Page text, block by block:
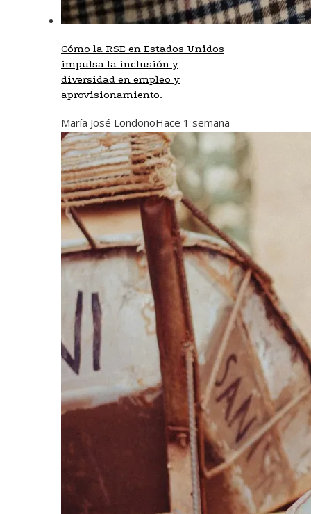
Cómo la RSE en Estados Unidos
impulsa la inclusión y
diversidad en empleo y
aprovisionamiento.
María José LondoñoHace 1 semana